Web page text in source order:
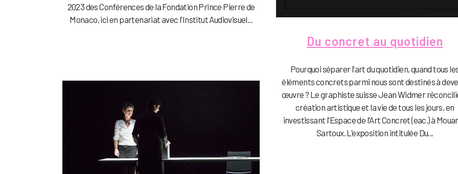
2023 des Conférences de la Fondation Prince Pierre de
Monaco, ici en partenariat avec l'Institut Audiovisuel...
Du concret au quotidien
Pourquoi séparer l'art du quotidien, quand tous
éléments concrets parmi nous sont destinés à
œuvre ? Le graphiste suisse Jean Widmer
création artistique et la vie de tous les jours, en
investissant l'Espace de l'Art Concret (eac.) à
Sartoux. L'exposition intitulée Du...